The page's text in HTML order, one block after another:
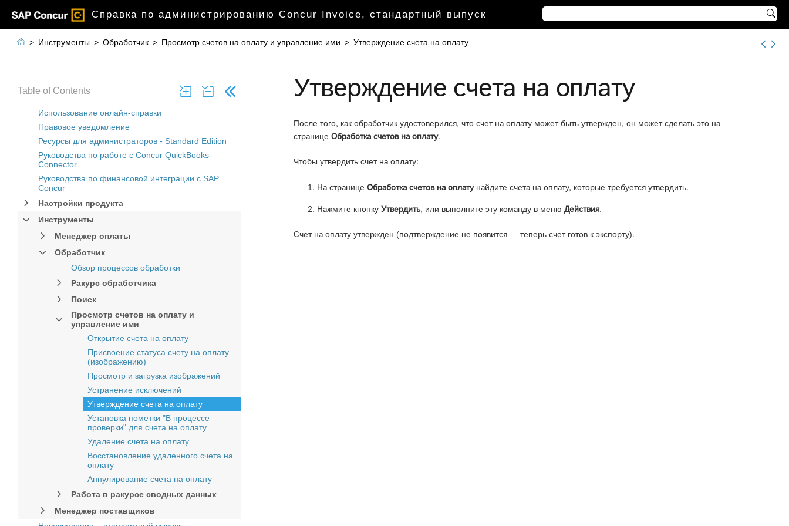
Справка по администрированию Concur Invoice, стандартный выпуск 
Table of Contents
Использование онлайн-справки
Правовое уведомление
Ресурсы для администраторов - Standard Edition
Руководства по работе с Concur QuickBooks
Connector
Руководства по финансовой интеграции с SAP
Concur
Настройки продукта
Инструменты
Менеджер оплаты
Обработчик
Обзор процессов обработки
Ракурс обработчика
Поиск
Просмотр счетов на оплату и
управление ими
Открытие счета на оплату
Присвоение статуса счету на оплату
(изображению)
Просмотр и загрузка изображений
Устранение исключений
Утверждение счета на оплату
Установка пометки "В процессе
проверки" для счета на оплату
Удаление счета на оплату
Восстановление удаленного счета на
оплату
Аннулирование счета на оплату
Работа в ракурсе сводных данных
Менеджер поставщиков
 > Инструменты > Обработчик > Просмотр счетов на оплату и управление ими > Утверждение счета на оплату
Утверждение счета на оплату
После того, как обработчик удостоверился, что счет на оплату может быть утвержден, он может сделать это на
странице Обработка счетов на оплату.
Чтобы утвердить счет на оплату:
На странице Обработка счетов на оплатунайдите счета на оплату, которые требуется утвердить.
Нажмите кнопку Утвердить, или выполните эту команду в меню Действия.
Счет на оплату утвержден (подтверждение не появится — теперь счет готов к экспорту).